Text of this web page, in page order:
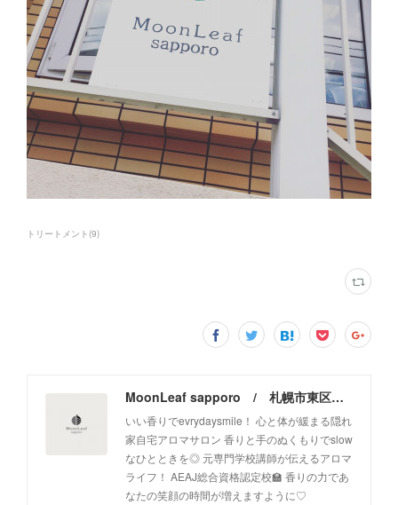
トリートメント (9)
MoonLeaf sapporo / 札幌市東区の100種類以上の香りが楽しめるアロマスクール＆トリートメントサロン
いい香りでevrydaysmile！ 心と体が緩まる隠れ
家自宅アロマサロン 香りと手のぬくもりでslow
なひとときを◎ 元専門学校講師が伝えるアロマ
ライフ！ AEAJ総合資格認定校🏫 香りの力であ
なたの笑顔の時間が増えますように♡